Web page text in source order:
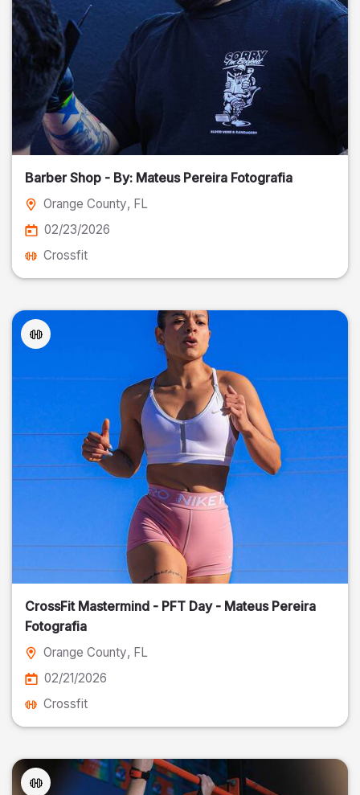
Barber Shop - By: Mateus Pereira Fotografia
Orange County, FL
02/23/2026
Crossfit
CrossFit Mastermind - PFT Day - Mateus Pereira
Fotografia
Orange County, FL
02/21/2026
Crossfit